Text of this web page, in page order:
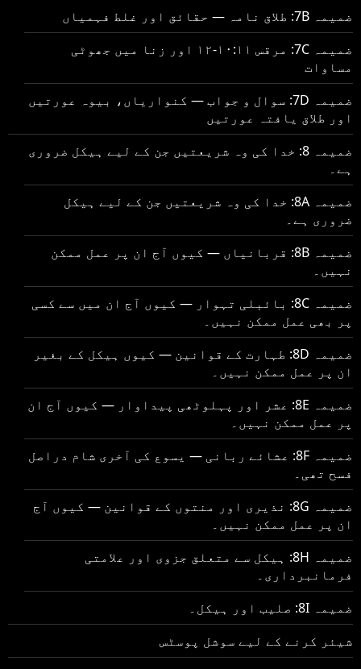
ضمیمہ 7B: طلاق نامہ — حقائق اور غلط فہمیاں
ضمیمہ 7C: مرقس ۱۰:۱۱-۱۲ اور زنا میں جھوٹی
مساوات
ضمیمہ 7D: سوال و جواب — کنواریاں، بیوہ عورتیں
اور طلاق یافتہ عورتیں
ضمیمہ 8: خدا کی وہ شریعتیں جن کے لیے ہیکل ضروری
ہے۔
ضمیمہ 8A: خدا کی وہ شریعتیں جن کے لیے ہیکل
ضروری ہے۔
ضمیمہ 8B: قربانیاں — کیوں آج ان پر عمل ممکن
نہیں۔
ضمیمہ 8C: بائبلی تہوار — کیوں آج ان میں سے کسی
پر بھی عمل ممکن نہیں۔
ضمیمہ 8D: طہارت کے قوانین — کیوں ہیکل کے بغیر
ان پر عمل ممکن نہیں۔
ضمیمہ 8E: عشر اور پہلوٹھی پیداوار — کیوں آج ان
پر عمل ممکن نہیں۔
ضمیمہ 8F: عشائے ربانی — یسوع کی آخری شام دراصل
فسح تھی۔
ضمیمہ 8G: نذیری اور منتوں کے قوانین — کیوں آج
ان پر عمل ممکن نہیں۔
ضمیمہ 8H: ہیکل سے متعلق جزوی اور علامتی
فرمانبرداری۔
ضمیمہ 8I: صلیب اور ہیکل۔
شیئر کرنے کے لیے سوشل پوسٹس